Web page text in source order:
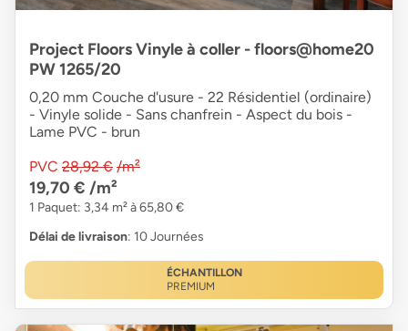
Project Floors Vinyle à coller - floors@home20
PW 1265/20
0,20 mm Couche d'usure - 22 Résidentiel (ordinaire)
- Vinyle solide - Sans chanfrein - Aspect du bois -
Lame PVC - brun
PVC 28,92 € /m²
19,70 € /m²
1 Paquet: 3,34 m² à 65,80 €
Délai de livraison: 10 Journées
ÉCHANTILLON
PREMIUM